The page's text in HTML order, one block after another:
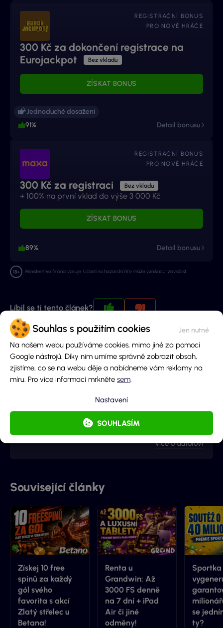
Souhlas s použitím cookies
Na našem webu používáme cookies, mimo jiné za pomoci
Google nástrojů. Díky nim umíme správně zobrazit obsah,
zjistíme, co se na webu děje a nabídneme vám reklamy na
míru. Pro více informací mrkněte sem
SOUHLASÍM
Nastavení
REGISTRAČNÍ BONUS
PRO NOVÉ HRÁČE
300 Kč za dokončení registrace na
Eurojackpot
Bez vkladu
ZÍSKAT BONUS
Jednoduché dosažení
91%
Detail bonusu
REGISTRAČNÍ BONUS
PRO NOVÉ HRÁČE
300 Kč za registraci Bez vkladu
+ 100% na první vklad do výše 3 000 Kč
ZÍSKAT BONUS
89% Detail bonusu
Ministerstvo financí varuje: Účastí na hazardní hře může vzniknout závislost.
Líbil se ti tento článek?
Autor obsahu
Barbora
Jsem Barča, ráda a poutavě píšu o běžných i složitých
tématech, přicházím s neotřelými nápady a ještě o
je důvod proč jsme s Vyhraj.cz navázali kontakt -
Více o autorovi
Související články
Získej 10 free
spinů za každý
gól svého
favorita s akcí
Zlatý střelec u
Betana!
Renta u
Grandwin: Až
3000 FS denně
na 7 dní + iPad
Air či jiné
odměny!
Sportka
se
ty?